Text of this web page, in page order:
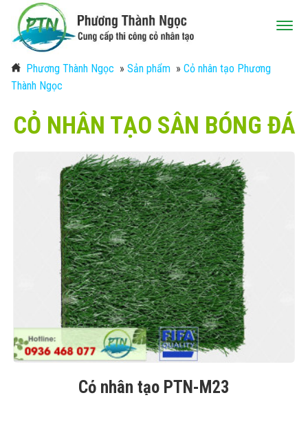
Phương Thành Ngọc » Sản phẩm » Cỏ nhân tạo Phương
Thành Ngọc
CỎ NHÂN TẠO SÂN BÓNG ĐÁ
Cỏ nhân tạo PTN-M23